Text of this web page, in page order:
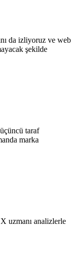
da izliyoruz ve web
şekilde
taraf
marka
uzmanı analizlerle